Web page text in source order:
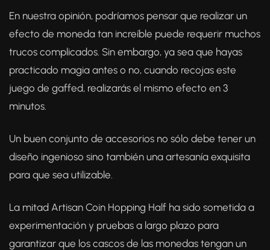
En nuestra opinión, podríamos pensar que realizar un
efecto de moneda tan increíble puede requerir muchos
trucos complicados. Sin embargo, ya sea que hayas
practicado magia antes o no, cuando recojas este
juego de gaffed, realizarás el mismo efecto en 3
minutos.
Un buen conjunto de accesorios no sólo debe tener un
diseño ingenioso sino también una artesanía exquisita
para que sea utilizable.
La mitad Artisan Coin Hopping Half ha sido sometida a
experimentación y pruebas a largo plazo para
garantizar que los cascos de las monedas tengan un